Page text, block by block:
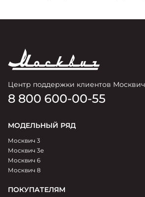
Центр поддержки клиентов Москвич
8 800 600-00-55
МОДЕЛЬНЫЙ РЯД
Москвич 3
Москвич 3e
Москвич 6
Москвич 8
ПОКУПАТЕЛЯМ